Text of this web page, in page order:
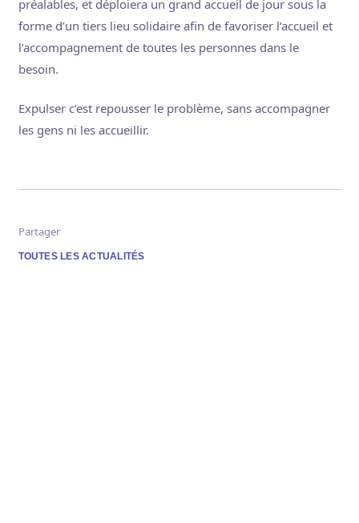
préalables, et déploiera un grand accueil de jour sous la
forme d’un tiers lieu solidaire afin de favoriser l’accueil et
l’accompagnement de toutes les personnes dans le
besoin.
Expulser c’est repousser le problème, sans accompagner
les gens ni les accueillir.
Partager
TOUTES LES ACTUALITÉS